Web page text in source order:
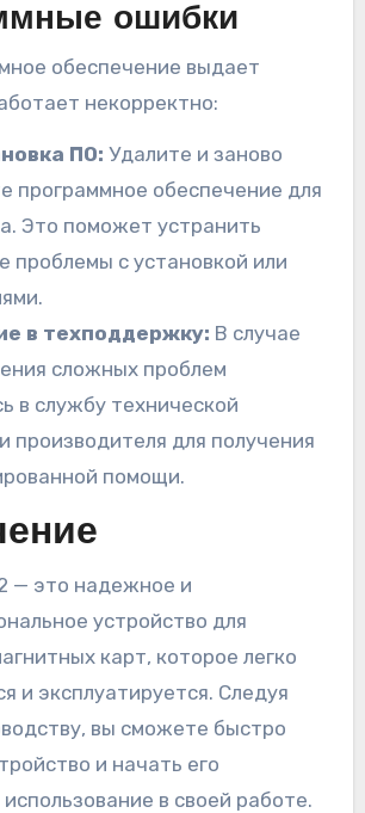
ошибки
обеспечение выдает
некорректно:
ПО: Удалите и заново
программное обеспечение для
Это поможет устранить
проблемы с установкой или
в техподдержку: В случае
сложных проблем
в службу технической
производителя для получения
помощи.
— это надежное и
устройство для
карт, которое легко
и эксплуатируется. Следуя
вы сможете быстро
и начать его
в своей работе.